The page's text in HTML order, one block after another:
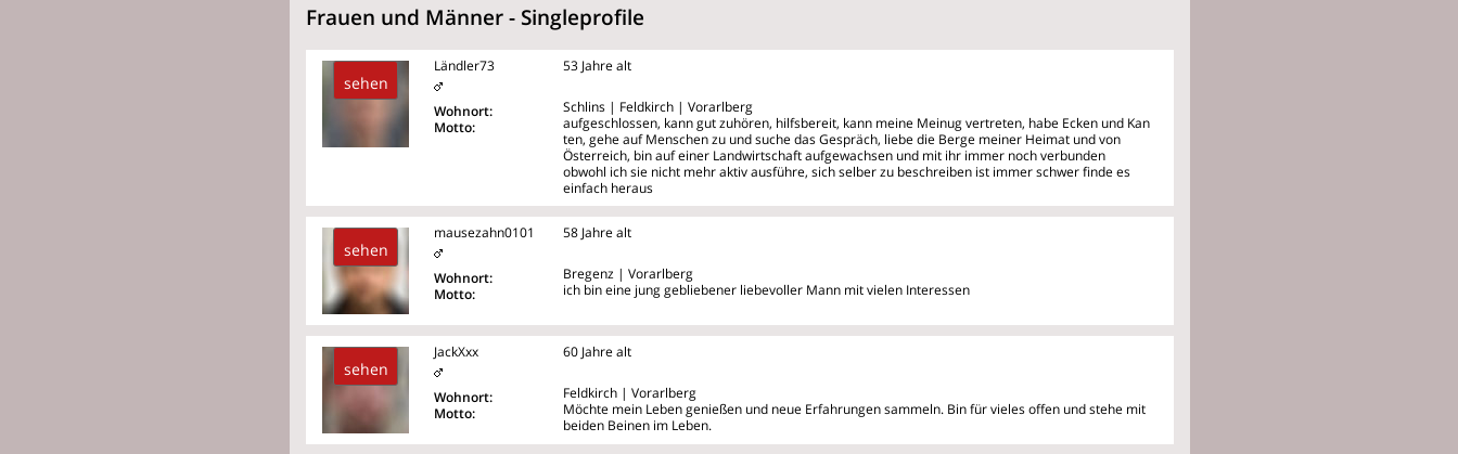
Frauen und Männer - Singleprofile
sehen
Ländler73
Wohnort:
Motto:
53 Jahre alt
Schlins | Feldkirch | Vorarlberg
aufgeschlossen, kann gut zuhören, hilfsbereit, kann meine Meinug vertreten, habe Ecken und Kan
ten, gehe auf Menschen zu und suche das Gespräch, liebe die Berge meiner Heimat und von
Österreich, bin auf einer Landwirtschaft aufgewachsen und mit ihr immer noch verbunden
obwohl ich sie nicht mehr aktiv ausführe, sich selber zu beschreiben ist immer schwer finde es
einfach heraus
sehen
mausezahn0101
Wohnort:
Motto:
58 Jahre alt
Bregenz | Vorarlberg
ich bin eine jung gebliebener liebevoller Mann mit vielen Interessen
sehen
JackXxx
Wohnort:
Motto:
60 Jahre alt
Feldkirch | Vorarlberg
Möchte mein Leben genießen und neue Erfahrungen sammeln. Bin für vieles offen und stehe mit
beiden Beinen im Leben.